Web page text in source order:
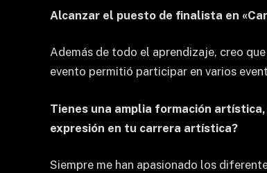
Alcanzar el puesto de finalista en
Además de todo el aprendizaje, creo
evento permitió participar en varios
Tienes una amplia formación
expresión en tu carrera artística?
Siempre me han apasionado los